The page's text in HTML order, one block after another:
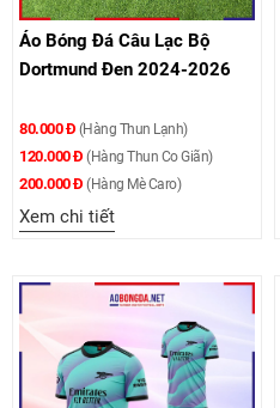
Áo Bóng Đá Câu Lạc Bộ
Dortmund Đen 2024-2026
80.000 Đ (Hàng Thun Lạnh)
120.000 Đ (Hàng Thun Co Giãn)
200.000 Đ (Hàng Mè Caro)
Xem chi tiết